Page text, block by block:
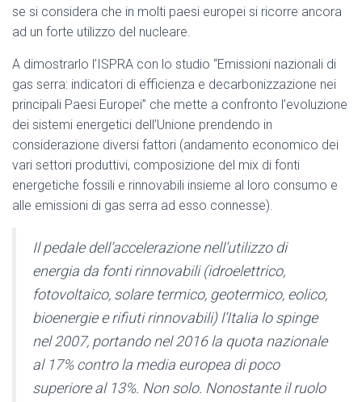
se si considera che in molti paesi europei si ricorre ancora
ad un forte utilizzo del nucleare.
A dimostrarlo l’ISPRA con lo studio “Emissioni nazionali di
gas serra: indicatori di efficienza e decarbonizzazione nei
principali Paesi Europei” che mette a confronto l’evoluzione
dei sistemi energetici dell’Unione prendendo in
considerazione diversi fattori (andamento economico dei
vari settori produttivi, composizione del mix di fonti
energetiche fossili e rinnovabili insieme al loro consumo e
alle emissioni di gas serra ad esso connesse).
Il pedale dell’accelerazione nell’utilizzo di
energia da fonti rinnovabili (idroelettrico,
fotovoltaico, solare termico, geotermico, eolico,
bioenergie e rifiuti rinnovabili) l’Italia lo spinge
nel 2007, portando nel 2016 la quota nazionale
al 17% contro la media europea di poco
superiore al 13%. Non solo. Nonostante il ruolo